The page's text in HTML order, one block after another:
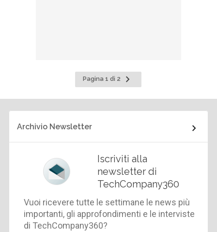
Pagina 1 di 2
Pagina
successiva
Archivio Newsletter
Iscriviti alla
newsletter di
TechCompany360
Vuoi ricevere tutte le settimane le news più
importanti, gli approfondimenti e le interviste
di TechCompany360?